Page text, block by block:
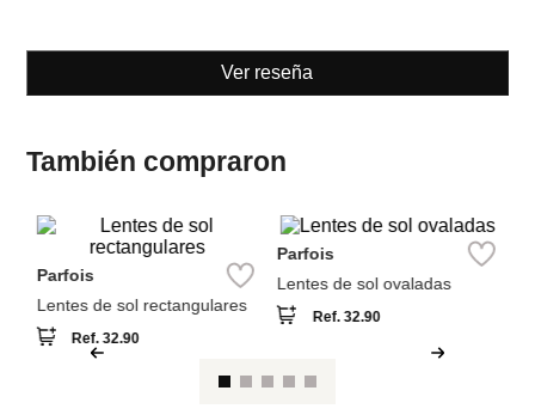
Ver reseña
También compraron
Parfois
Lentes de sol rectangulares
Ref.32.90
Parfois
Lentes de sol ovaladas
Ref. 32.90